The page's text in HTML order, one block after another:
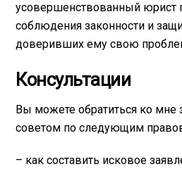
усовершенствованный юрист
соблюдения законности и
доверивших ему свою
Консультации
Вы можете обратиться ко мне
советом по следующим
– как составить исковое